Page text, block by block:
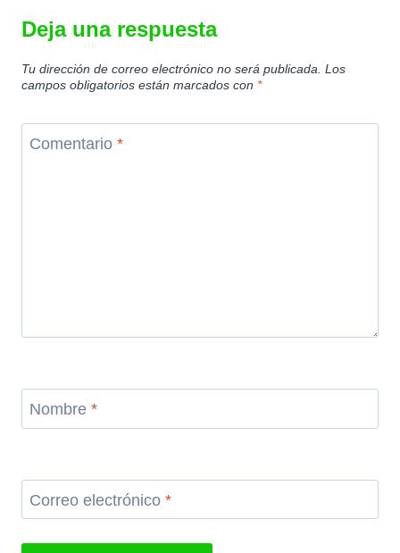
Deja una respuesta
Tu dirección de correo electrónico no será publicada. Los
campos obligatorios están marcados con *
Comentario *
Nombre *
Correo electrónico *